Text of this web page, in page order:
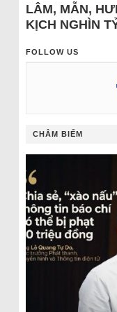
LÂM, MẪN,
KỊCH NGHÌN
FOLLOW US
CHÂM BIẾM